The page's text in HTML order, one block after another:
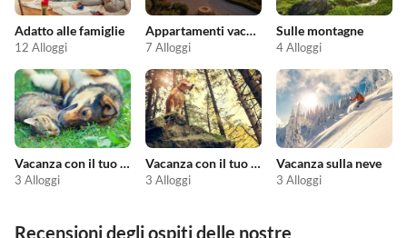
Adatto alle famiglie
12 Alloggi
Appartamenti vacanze economici
7 Alloggi
Sulle montagne
4 Alloggi
Vacanza con il tuo animale domestico
3 Alloggi
Vacanza con il tuo cane
3 Alloggi
Vacanza sulla neve
3 Alloggi
Recensioni degli ospiti delle nostre